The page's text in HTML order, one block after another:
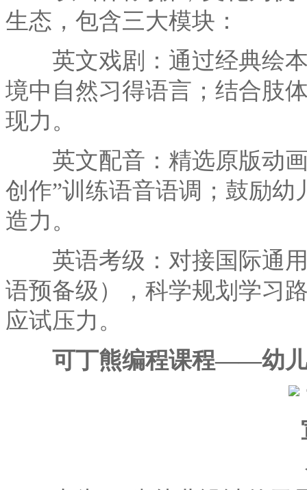
生态，包含三大模块：
英文戏剧：通过经典绘本
境中自然习得语言；结合肢
现力。
英文配音：精选原版动画
创作”训练语音语调；鼓励
造力。
英语考级：对接国际通用
语预备级），科学规划学习
应试压力。
可丁熊编程课程——幼